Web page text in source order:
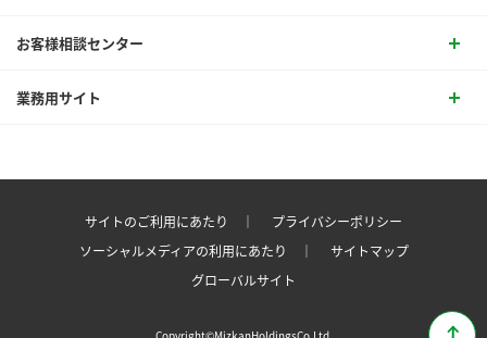
お客様相談センター
業務用サイト
サイトのご利用にあたり ｜
プライバシーポリシー
ソーシャルメディアの利用にあたり ｜
サイトマップ
グローバルサイト